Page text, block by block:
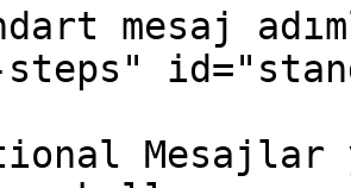
mesaj
steps"
Mesajlar